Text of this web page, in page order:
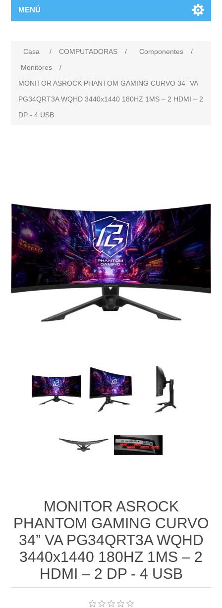
MENÚ
Casa / COMPUTADORAS / Componentes
/
Monitores
/
MONITOR ASROCK PHANTOM GAMING CURVO 34” VA
PG34QRT3A WQHD 3440x1440 180HZ 1MS – 2 HDMI – 2
DP - 4 USB
MONITOR ASROCK
PHANTOM GAMING CURVO
34” VA PG34QRT3A WQHD
3440x1440 180HZ 1MS – 2
HDMI – 2 DP - 4 USB